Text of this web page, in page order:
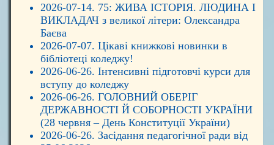
2026-07-14. 75: ЖИВА ІСТОРІЯ. ЛЮДИНА І
ВИКЛАДАЧ з великої літери: Олександра
Баєва
2026-07-07. Цікаві книжкові новинки в
бібліотеці коледжу!
2026-06-26. Інтенсивні підготовчі курси для
вступу до коледжу
2026-06-26. ГОЛОВНИЙ ОБЕРІГ
ДЕРЖАВНОСТІ Й СОБОРНОСТІ УКРАЇНИ
(28 червня – День Конституції України)
2026-06-26. Засідання педагогічної ради від